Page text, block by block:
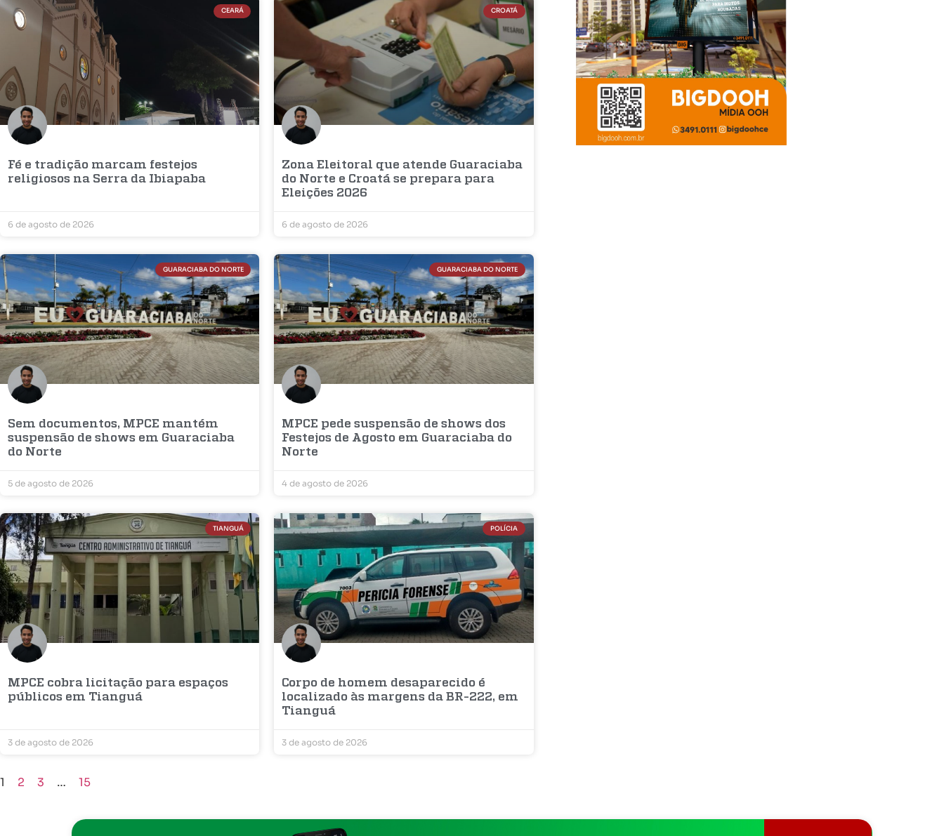
CEARÁ
Fé e tradição marcam festejos
religiosos na Serra da Ibiapaba
6 de agosto de 2026
CROATÁ
Zona Eleitoral que atende Guaraciaba
do Norte e Croatá se prepara para
Eleições 2026
6 de agosto de 2026
GUARACIABA DO NORTE
Sem documentos, MPCE mantém
suspensão de shows em Guaraciaba
do Norte
5 de agosto de 2026
GUARACIABA DO NORTE
MPCE pede suspensão de shows dos
Festejos de Agosto em Guaraciaba do
Norte
4 de agosto de 2026
TIANGUÁ
MPCE cobra licitação para espaços
públicos em Tianguá
3 de agosto de 2026
POLÍCIA
Corpo de homem desaparecido é
localizado às margens da BR-222, em
Tianguá
3 de agosto de 2026
1 2 3 … 15